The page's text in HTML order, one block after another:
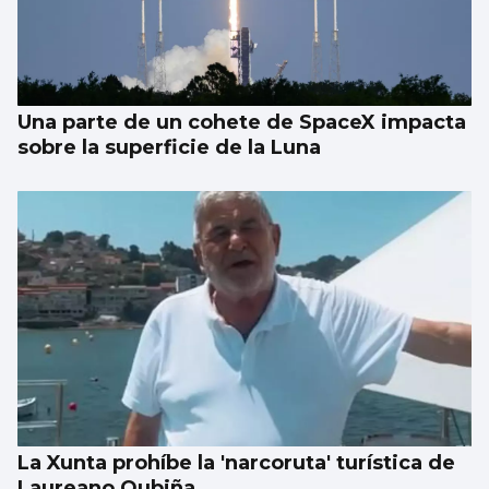
Una parte de un cohete de SpaceX impacta
sobre la superficie de la Luna
La Xunta prohíbe la 'narcoruta' turística de